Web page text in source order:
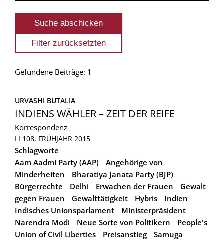
Gefundene Beiträge: 1
URVASHI BUTALIA
INDIENS WÄHLER – ZEIT DER REIFE
Korrespondenz
LI 108, FRÜHJAHR 2015
Schlagworte
Aam Aadmi Party (AAP)
Angehörige von
Minderheiten
Bharatiya Janata Party (BJP)
Bürgerrechte
Delhi Erwachen der Frauen
Gewalt
gegen Frauen
Gewalttätigkeit Hybris
Indien
Indisches Unionsparlament
Ministerpräsident
Narendra Modi
Neue Sorte von Politikern
People's
Union of Civil Liberties
Preisanstieg
Samuga